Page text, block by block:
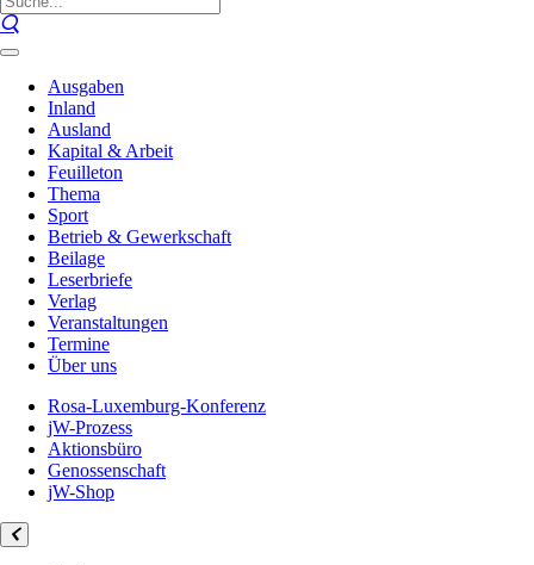
Ausgaben
Inland
Ausland
Kapital & Arbeit
Feuilleton
Thema
Sport
Betrieb & Gewerkschaft
Beilage
Leserbriefe
Verlag
Veranstaltungen
Termine
Über uns
Rosa-Luxemburg-Konferenz
jW-Prozess
Aktionsbüro
Genossenschaft
jW-Shop